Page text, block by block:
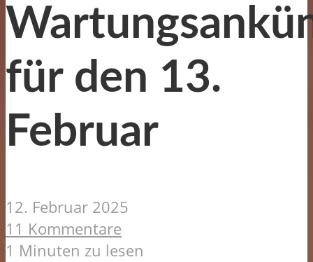
für den 13.
Februar
12. Februar 2025
11 Kommentare
1 Minuten zu lesen